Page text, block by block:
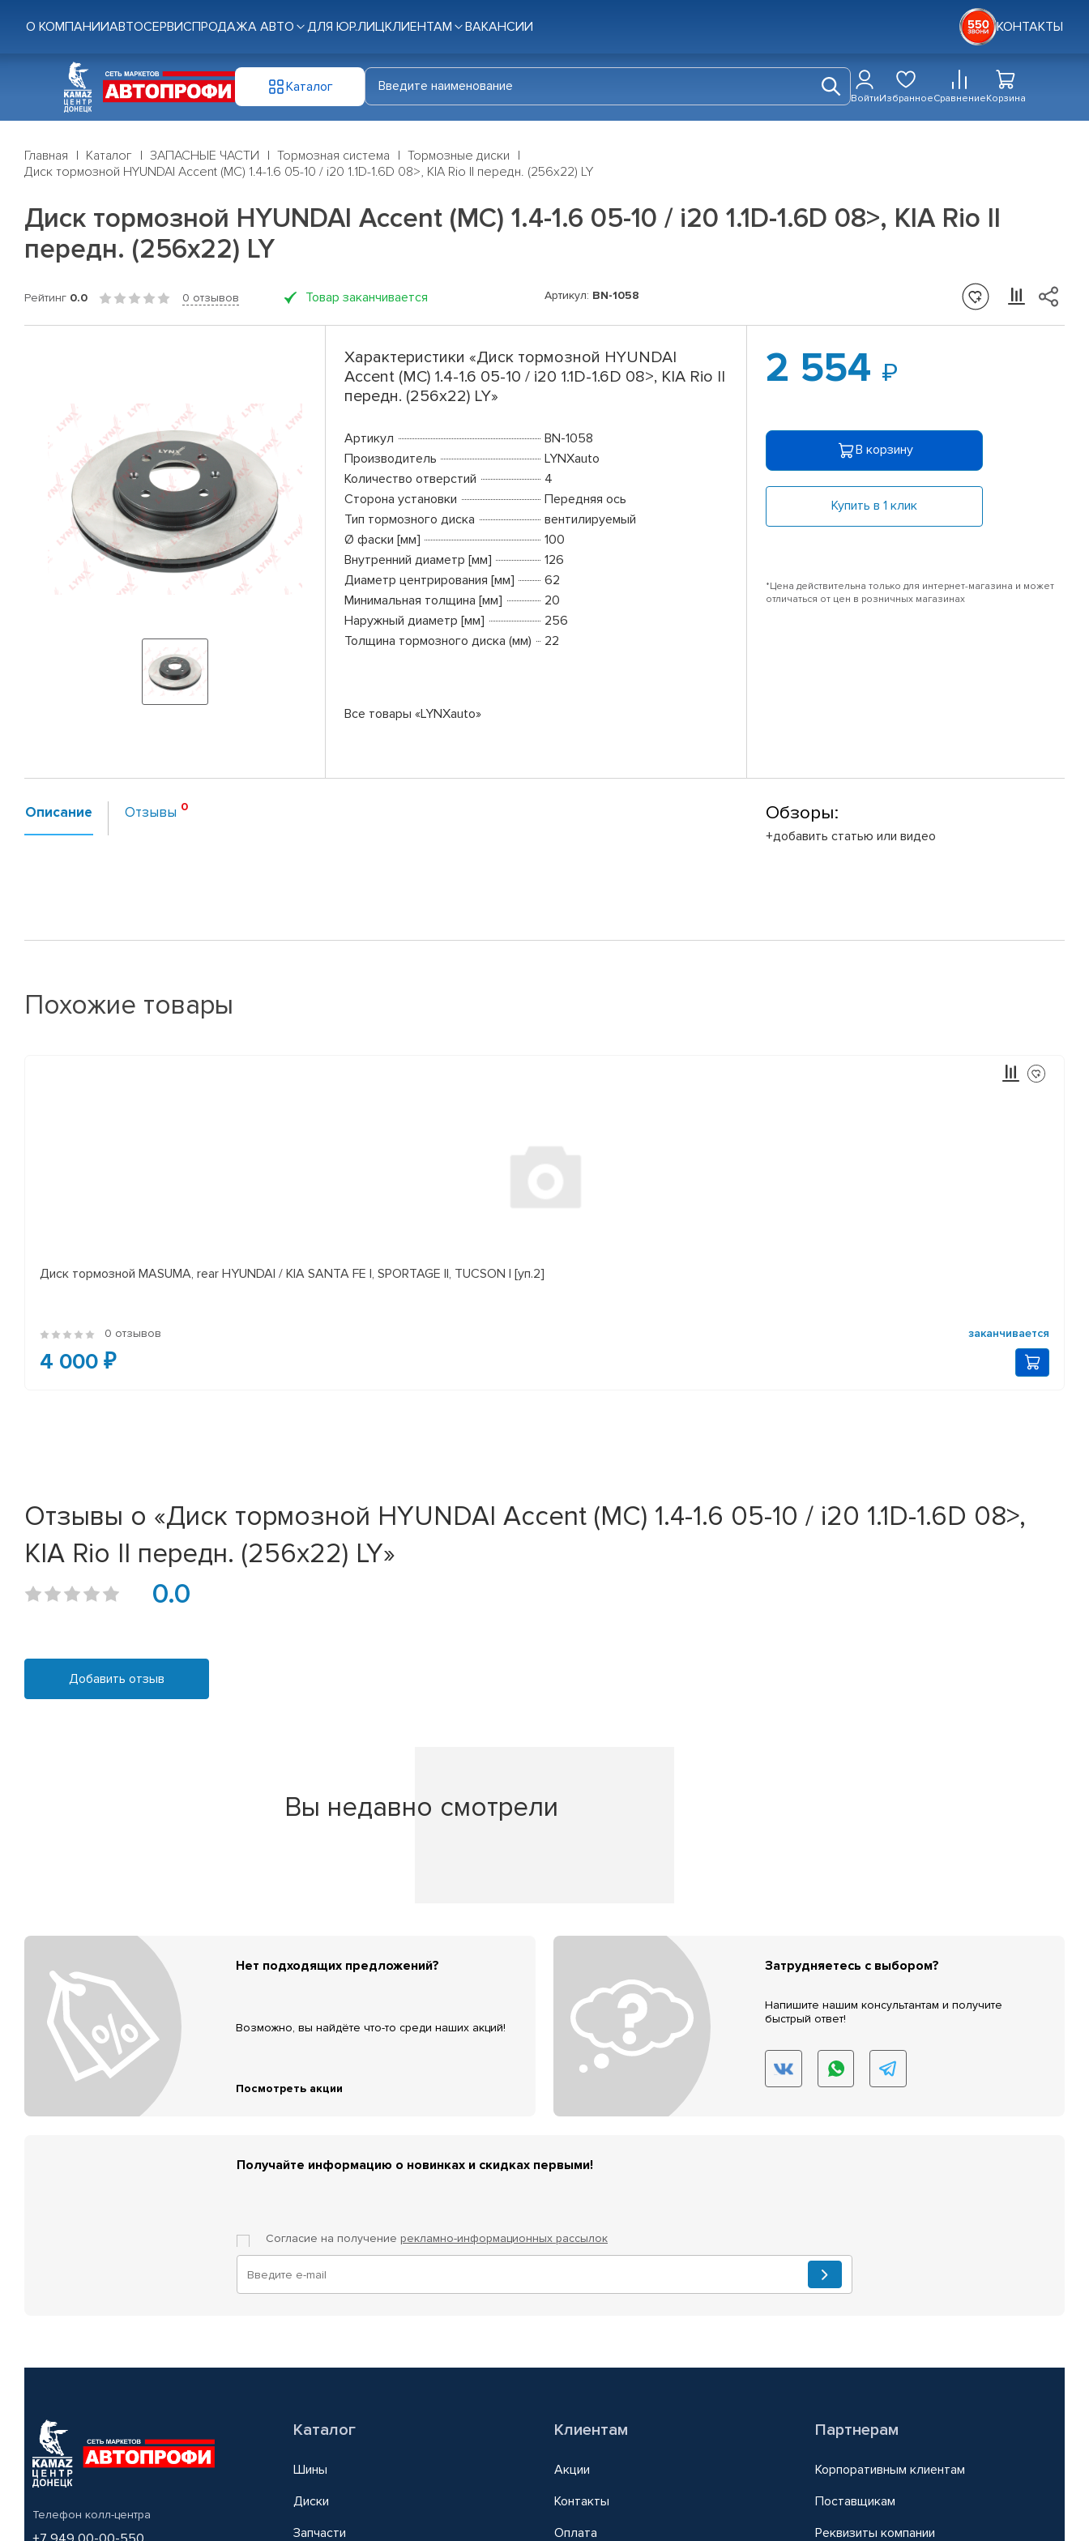
О КОМПАНИИАВТОСЕРВИСПРОДАЖА АВТО ДЛЯ ЮР.ЛИЦКЛИЕНТАМ ВАКАНСИИ КОНТАКТЫ
Каталог
ВойтиИзбранноеСравнениеКорзина
Главная Каталог ЗАПАСНЫЕ ЧАСТИ Тормозная система
Тормозные диски
Диск тормозной HYUNDAI Accent (MC) 1.4-1.6 05-10 / i20 1.1D-1.6D 08>, KIA Rio II передн. (256x22) LY
Диск тормозной HYUNDAI Accent (MC) 1.4-1.6 05-10 / i20 1.1D-1.6D 08>, KIA Rio II
передн. (256x22) LY
Рейтинг 0.0 0 отзывов Товар заканчивается Артикул: BN-1058
Характеристики «Диск тормозной HYUNDAI
Accent (MC) 1.4-1.6 05-10 / i20 1.1D-1.6D 08>, KIA Rio II
передн. (256x22) LY»
Артикул
BN-1058
Производитель
LYNXauto
Количество отверстий
4
Сторона установки
Передняя ось
Тип тормозного диска
вентилируемый
Ø фаски [мм]
100
Внутренний диаметр [мм]
126
Диаметр центрирования [мм]
62
Минимальная толщина [мм]
20
Наружный диаметр [мм]
256
Толщина тормозного диска (мм)
22
Все товары «LYNXauto»
2 554
В корзину
Купить в 1 клик
*Цена действительна только для интернет-магазина и может
отличаться от цен в розничных магазинах
Описание Отзывы Обзоры:
+добавить статью или видео
Похожие товары
Диск тормозной MASUMA, rear HYUNDAI / KIA SANTA FE I, SPORTAGE II, TUCSON I [уп.2]
0 отзывов заканчивается
4 000 ₽
Отзывы о «Диск тормозной HYUNDAI Accent (MC) 1.4-1.6 05-10 / i20 1.1D-1.6D 08>,
KIA Rio II передн. (256x22) LY»
0.0
Добавить отзыв
Вы недавно смотрели
Нет подходящих предложений?
Возможно, вы найдёте что-то среди наших акций!
Посмотреть акции
Затрудняетесь с выбором?
Напишите нашим консультантам и получите
быстрый ответ!
Получайте информацию о новинках и скидках первыми!
Согласие на получение рекламно-информационных рассылок
Телефон колл-центра
Каталог
Шины
Диски
Запчасти
Клиентам
Акции
Контакты
Оплата
Партнерам
Корпоративным клиентам
Поставщикам
Реквизиты компании